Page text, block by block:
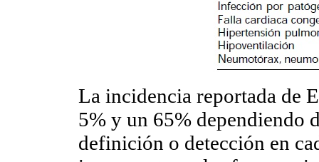
La incidencia reportada de
5% y un 65% dependiendo
definición o detección en